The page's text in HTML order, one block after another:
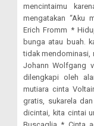
mencintaimu
mengatakan “Aku
Erich Fromm *
bunga atau buah.
tidak mendominasi,
Johann Wolfgang
dilengkapi oleh
mutiara cinta
gratis, sukarela
dicintai, kita cintai